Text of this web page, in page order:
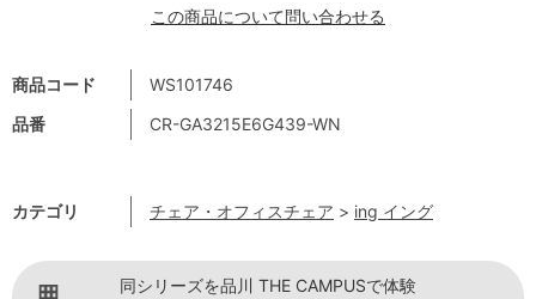
商品コード
WS101746
品番
CR-GA3215E6G439-WN
カテゴリ チェア・オフィスチェア > ing イング
この商品について問い合わせる
同シリーズを品川 THE CAMPUSで体験